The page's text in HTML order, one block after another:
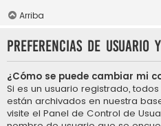
Arriba
Preferencias de usuario
¿Cómo se puede cambiar mi
Si es un usuario registrado,
están archivados en nuestra
visite el Panel de Control de